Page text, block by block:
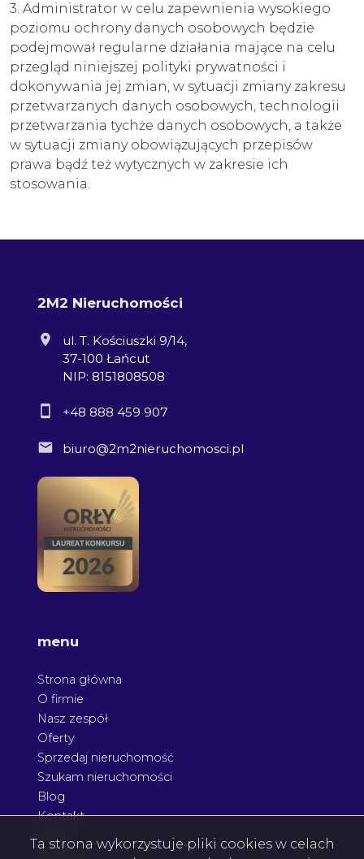
3. Administrator w celu zapewnienia wysokiego
poziomu ochrony danych osobowych będzie
podejmował regularne działania mające na celu
przegląd niniejszej polityki prywatności i
dokonywania jej zmian, w sytuacji zmiany zakresu
przetwarzanych danych osobowych, technologii
przetwarzania tychże danych osobowych, a także
w sytuacji zmiany obowiązujących przepisów
prawa bądź też wytycznych w zakresie ich
stosowania.
2M2 Nieruchomości
ul. T. Kościuszki 9/14,
37-100 Łańcut
NIP: 8151808508
+48 888 459 907
biuro@2m2nieruchomosci.pl
menu
Strona główna
O firmie
Nasz zespół
Oferty
Sprzedaj nieruchomość
Szukam nieruchomości
Blog
Kontakt
Ta strona wykorzystuje pliki cookies w celach